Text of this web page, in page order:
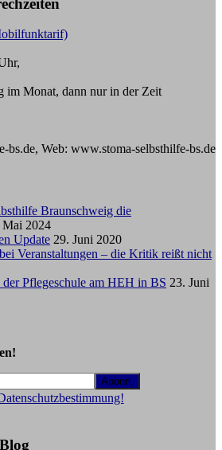
im Monat, dann nur in der Zeit
bs.de, Web: www.stoma-selbsthilfe-bs.de
Braunschweig die
Mai 2024
Update 29. Juni 2020
Veranstaltungen – die Kritik reißt nicht
der Pflegeschule am HEH in BS 23. Juni